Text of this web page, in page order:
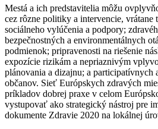
Mestá a ich predstavitelia môžu
cez rôzne politiky a intervencie, vrátane
sociálneho vylúčenia a podpory;
bezpečnostných a environmentálnych
podmienok; pripravenosti na riešenie
expozície rizikám a nepriaznivým
plánovania a dizajnu; a participatívnych
občanov. Sieť Európskych zdravých
príkladov dobrej praxe v celom
vystupovať ako strategický nástroj pre
dokumente Zdravie 2020 na lokálnej